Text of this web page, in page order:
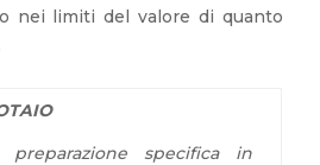
nei limiti del valore di quanto
preparazione specifica in